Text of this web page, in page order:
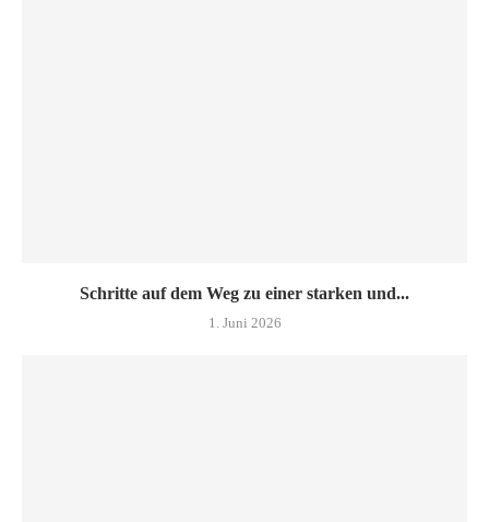
Schritte auf dem Weg zu einer starken und...
1. Juni 2026